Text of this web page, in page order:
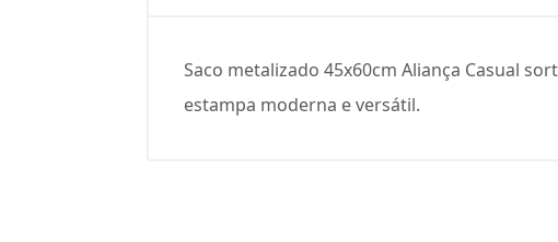
Saco metalizado 45x60cm Aliança Casual
estampa moderna e versátil.